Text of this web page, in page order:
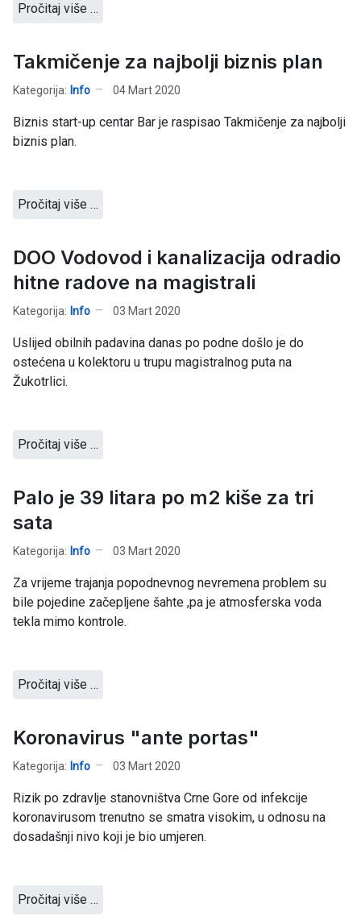
Pročitaj više …
Takmičenje za najbolji biznis plan
Kategorija: Info 04 Mart 2020
Biznis start-up centar Bar je raspisao Takmičenje za najbolji
biznis plan.
Pročitaj više …
DOO Vodovod i kanalizacija odradio
hitne radove na magistrali
Kategorija: Info 03 Mart 2020
Uslijed obilnih padavina danas po podne došlo je do
ostećena u kolektoru u trupu magistralnog puta na
Žukotrlici.
Pročitaj više …
Palo je 39 litara po m2 kiše za tri
sata
Kategorija: Info 03 Mart 2020
Za vrijeme trajanja popodnevnog nevremena problem su
bile pojedine začepljene šahte ,pa je atmosferska voda
tekla mimo kontrole.
Pročitaj više …
Koronavirus "ante portas"
Kategorija: Info 03 Mart 2020
Rizik po zdravlje stanovništva Crne Gore od infekcije
koronavirusom trenutno se smatra visokim, u odnosu na
dosadašnji nivo koji je bio umjeren.
Pročitaj više …